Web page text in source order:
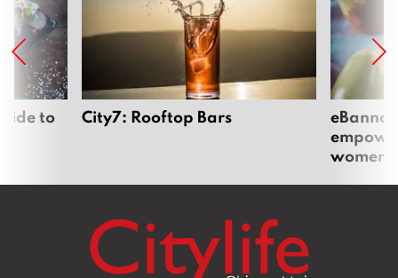
to City7: Rooftop Bars
women